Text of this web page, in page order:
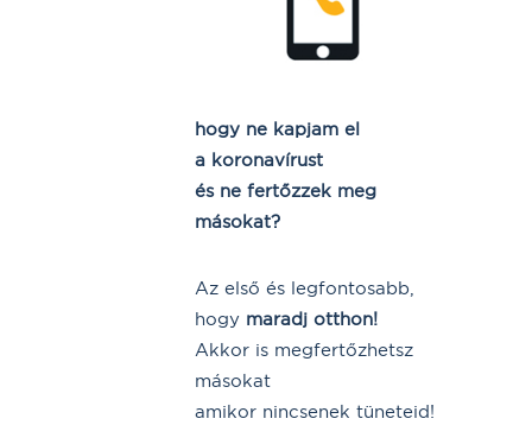
hogy ne kapjam el
a koronavírust
és ne fertőzzek meg
másokat?
Az első és legfontosabb,
hogy maradj otthon!
Akkor is megfertőzhetsz
másokat
amikor nincsenek tüneteid!